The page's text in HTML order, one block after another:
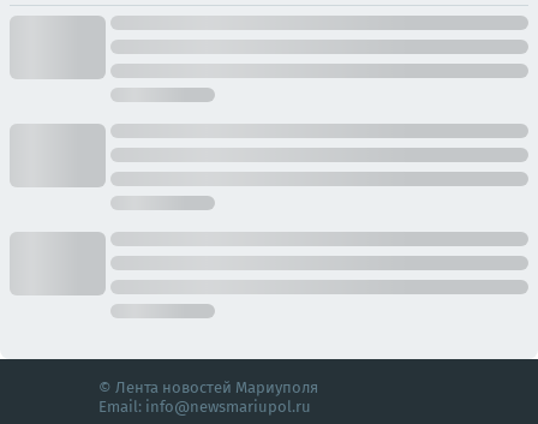
© Лента новостей Мариуполя
Email: info@newsmariupol.ru